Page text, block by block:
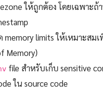
ให้ถูกต้อง โดยเฉพาะถ้
memory limits ให้เหมาะสม
Memory)
file สำหรับเก็บ sensitive
ใน source code